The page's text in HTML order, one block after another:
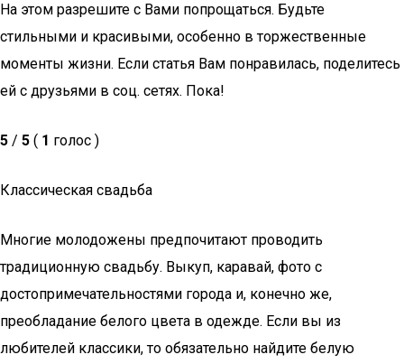
На этом разрешите с Вами попрощаться. Будьте
стильными и красивыми, особенно в торжественные
моменты жизни. Если статья Вам понравилась, поделитесь
ей с друзьями в соц. сетях. Пока!
5 / 5 ( 1 голос )
Классическая свадьба
Многие молодожены предпочитают проводить
традиционную свадьбу. Выкуп, каравай, фото с
достопримечательностями города и, конечно же,
преобладание белого цвета в одежде. Если вы из
любителей классики, то обязательно найдите белую